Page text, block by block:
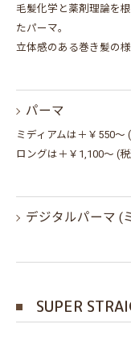
毛髪化学と薬剤理論を
たパーマ。
立体感のある巻き髪の
パーマ
ミディアムは＋￥550～
ロングは＋￥1,100～ (
デジタルパーマ (
SUPER